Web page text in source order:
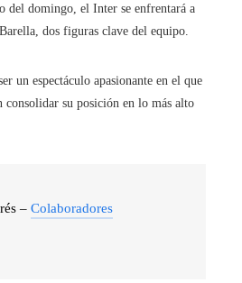
del domingo, el Inter se enfrentará a
dos figuras clave del equipo.
un espectáculo apasionante en el que
consolidar su posición en lo más alto
– Colaboradores